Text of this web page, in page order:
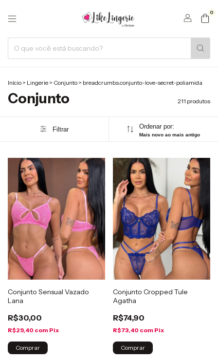
0
Início > Lingerie > Conjunto > breadcrumbs.conjunto-love-secret-poliamida
Conjunto 211 produtos
Filtrar Ordenar por:
Mais novo ao mais antigo
Conjunto Sensual Vazado
Lana
R$30,00
R$29,40 com Pix
Comprar
Conjunto Cropped Tule
Agatha
R$74,90
R$73,40 com Pix
Comprar